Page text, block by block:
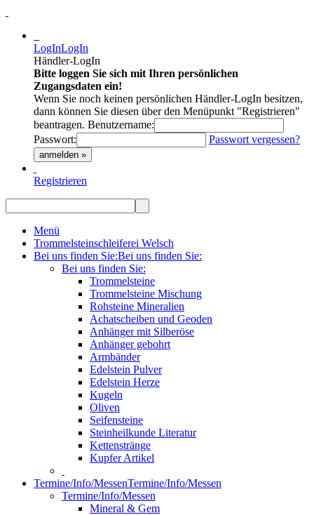
LogInLogIn
Händler-LogIn
Bitte loggen Sie sich mit Ihren persönlichen
Zugangsdaten ein!
Wenn Sie noch keinen persönlichen Händler-LogIn besitzen,
dann können Sie diesen über den Menüpunkt "Registrieren"
beantragen. Benutzername:
Passwort:
Passwort vergessen?
anmelden »
Registrieren
Menü
Trommelsteinschleiferei Welsch
Bei uns finden Sie:Bei uns finden Sie:
Bei uns finden Sie:
Trommelsteine
Trommelsteine Mischung
Rohsteine Mineralien
Achatscheiben und Geoden
Anhänger mit Silberöse
Anhänger gebohrt
Armbänder
Edelstein Pulver
Edelstein Herze
Kugeln
Oliven
Seifensteine
Steinheilkunde Literatur
Kettenstränge
Kupfer Artikel
Termine/Info/MessenTermine/Info/Messen
Termine/Info/Messen
Mineral & Gem